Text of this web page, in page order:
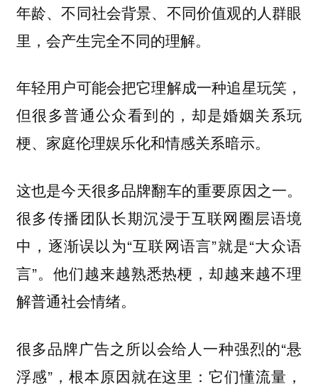
年龄、不同社会背景、不同价值观的人群眼
里，会产生完全不同的理解。
年轻用户可能会把它理解成一种追星玩笑，
但很多普通公众看到的，却是婚姻关系玩
梗、家庭伦理娱乐化和情感关系暗示。
这也是今天很多品牌翻车的重要原因之一。
很多传播团队长期沉浸于互联网圈层语境
中，逐渐误以为“互联网语言”就是“大众语
言”。他们越来越熟悉热梗，却越来越不理
解普通社会情绪。
很多品牌广告之所以会给人一种强烈的“悬
浮感”，根本原因就在这里：它们懂流量，